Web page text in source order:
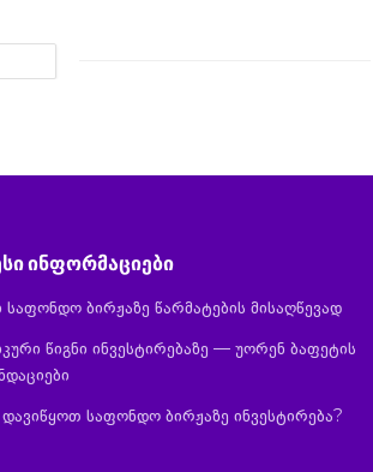
ინფორმაციები
საფონდო ბირჟაზე წარმატების მისაღწევად
წიგნი ინვესტირებაზე — უორენ ბაფეტის
საფონდო ბირჟაზე ინვესტირება?